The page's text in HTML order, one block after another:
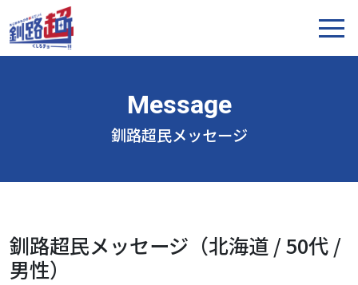
釧路超民メッセージ
釧路超民メッセージ（北海道 / 50代 /
男性）